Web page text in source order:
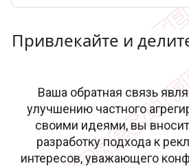
Привлекайте и
Ваша обратная связь
улучшению частного
своими идеями, вы
разработку подхода к
интересов, уважающего